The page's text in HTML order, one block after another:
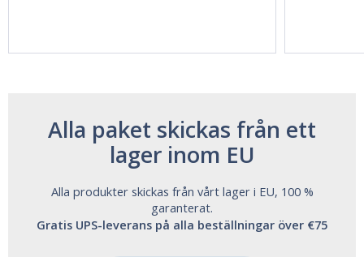
Alla paket skickas från ett
lager inom EU
Alla produkter skickas från vårt lager i EU, 100 %
garanterat.
Gratis UPS-leverans på alla beställningar över €75